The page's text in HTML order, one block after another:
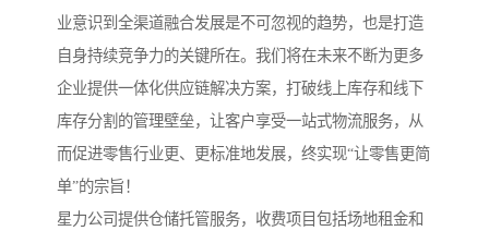
业意识到全渠道融合发展是不可忽视的趋势，也是打造
自身持续竞争力的关键所在。我们将在未来不断为更多
企业提供一体化供应链解决方案，打破线上库存和线下
库存分割的管理壁垒，让客户享受一站式物流服务，从
而促进零售行业更、更标准地发展，终实现“让零售更简
单”的宗旨！
星力公司提供仓储托管服务，收费项目包括场地租金和